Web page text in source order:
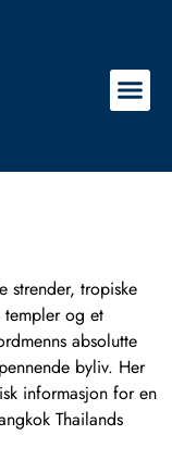
strender, tropiske
og et
absolutte
byliv. Her
informasjon for en
Thailands